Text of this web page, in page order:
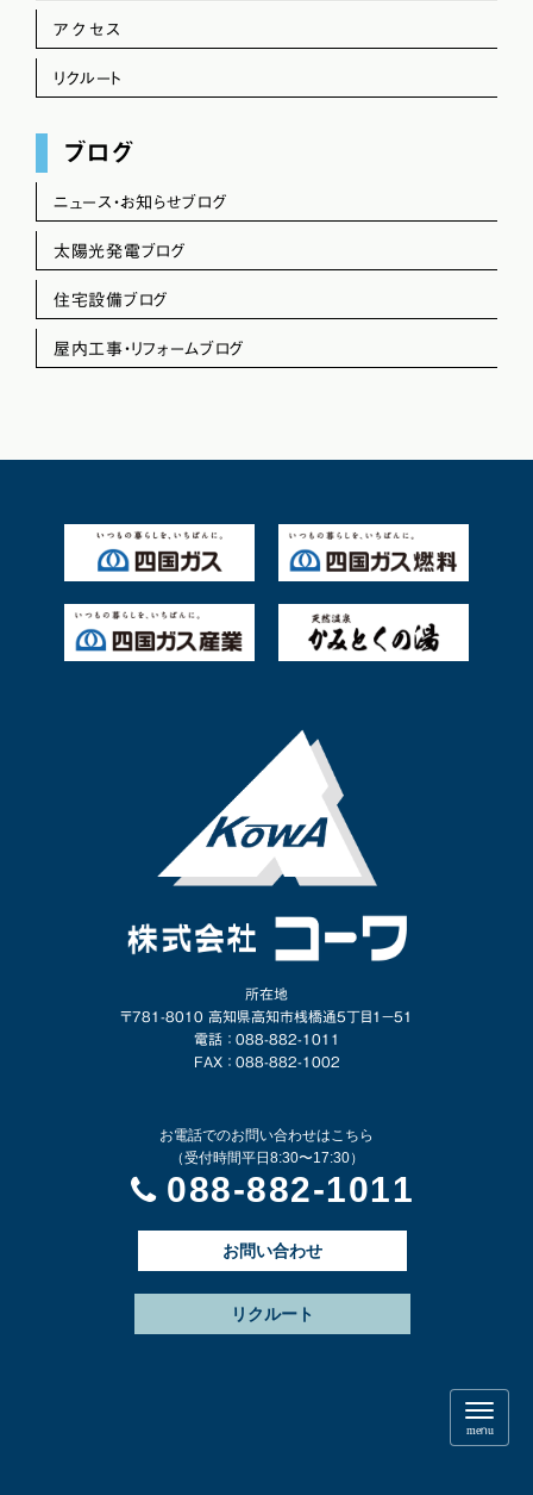
アクセス
リクルート
ブログ
ニュース・お知らせブログ
太陽光発電ブログ
住宅設備ブログ
屋内工事・リフォームブログ
所在地
〒781-8010 高知県高知市桟橋通5丁目1−51
電話 ： 088-882-1011
FAX ： 088-882-1002
お電話でのお問い合わせはこちら
（受付時間平日8:30〜17:30）
088-882-1011
お問い合わせ
リクルート
N
a
v
menu